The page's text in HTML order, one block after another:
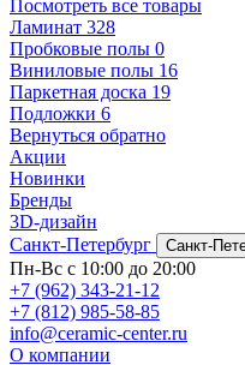
Посмотреть все товары
Ламинат 328
Пробковые полы 0
Виниловые полы 16
Паркетная доска 19
Подложки 6
Вернуться обратно
Акции
Новинки
Бренды
3D-дизайн
Санкт-Петербург
Санкт-
Пн-Вс с 10:00 до 20:00
+7 (962) 343-21-12
+7 (812) 985-58-85
info@ceramic-center.ru
О компании